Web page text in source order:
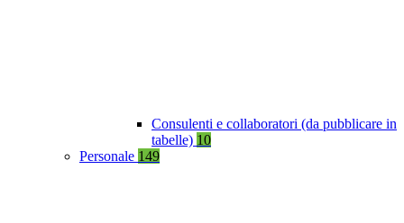
Consulenti e collaboratori (da pubblicare in
tabelle) 10
Personale 149